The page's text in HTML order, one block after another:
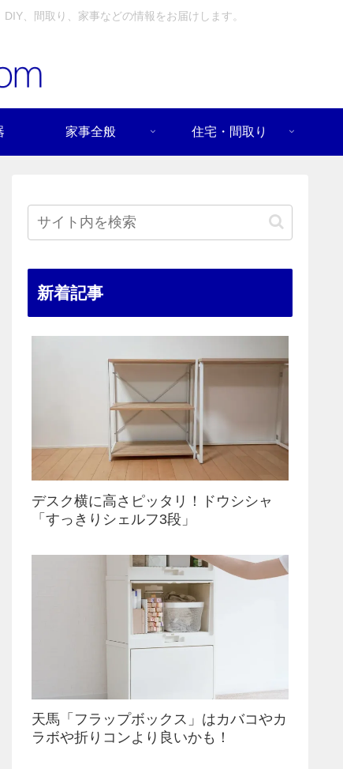
、間取り、家事などの情報をお届けします。
家事全般 住宅・間取り
新着記事
デスク横に高さピッタリ！ドウシシャ
「すっきりシェルフ3段」
天馬「フラップボックス」はカバコやカ
ラボや折りコンより良いかも！